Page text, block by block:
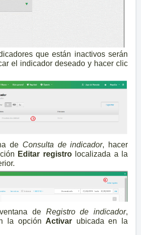
que están inactivos serán
el indicador deseado y hacer clic
de Consulta de indicador, hacer
Editar registrolocalizada a la
de Registro de indicador,
la opción Activar ubicada en la